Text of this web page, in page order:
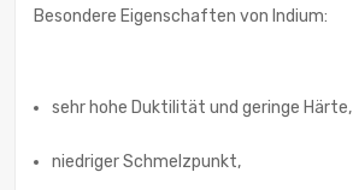
Besondere Eigenschaften von Indium:
sehr hohe Duktilität und geringe Härte,
niedriger Schmelzpunkt,